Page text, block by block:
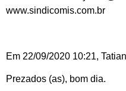
www.sindicomis.com.br
Em 22/09/2020 10:21,
Prezados (as), bom dia.